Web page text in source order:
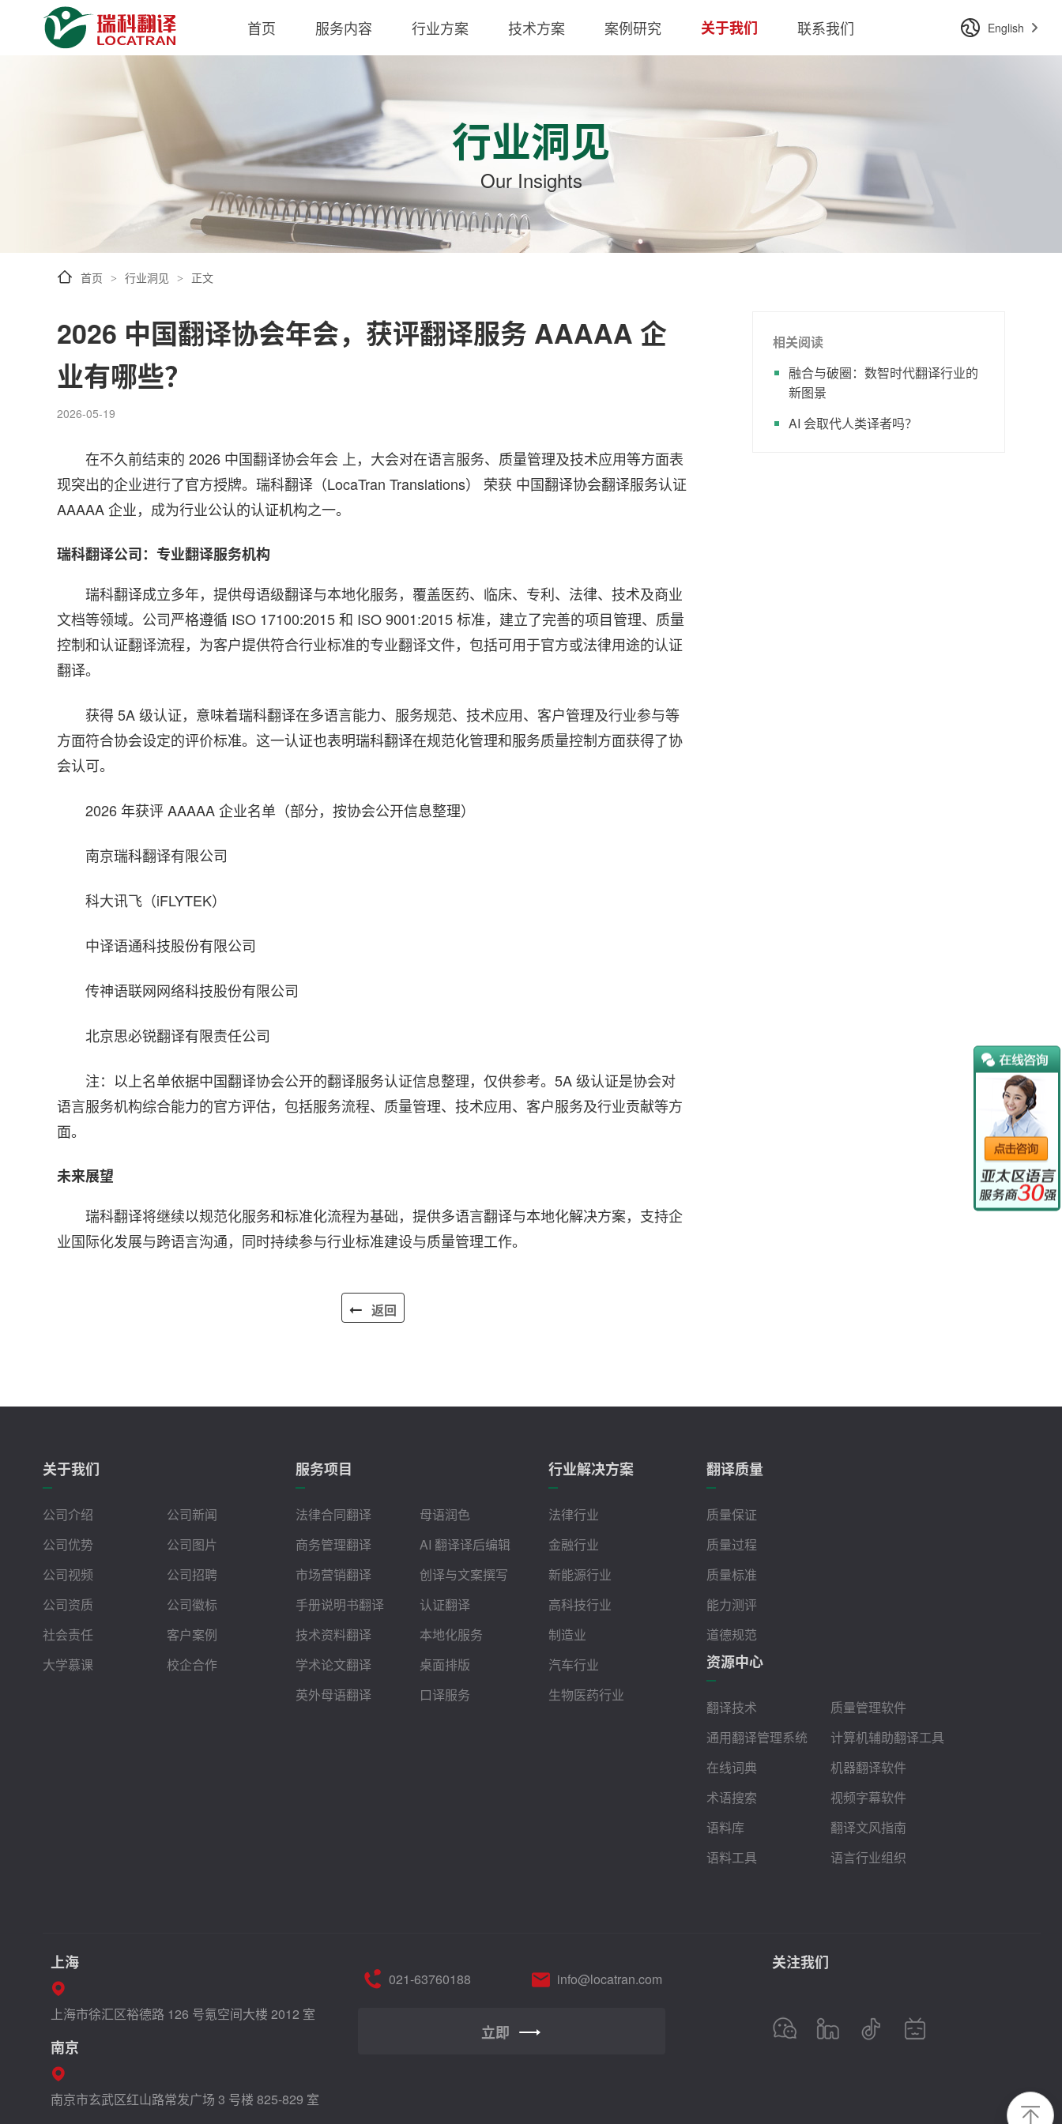
English
首页 服务内容 行业方案 技术方案 案例研究 关于我们 联系我们
行业洞见
Our Insights
首页 > 行业洞见 > 正文
2026 中国翻译协会年会，获评翻译服务 AAAAA 企
业有哪些？
2026-05-19
在不久前结束的 2026 中国翻译协会年会 上，大会对在语言服务、质量管理及技术应用等方面表
现突出的企业进行了官方授牌。瑞科翻译（LocaTran Translations） 荣获 中国翻译协会翻译服务认证
AAAAA 企业，成为行业公认的认证机构之一。
瑞科翻译公司：专业翻译服务机构
瑞科翻译成立多年，提供母语级翻译与本地化服务，覆盖医药、临床、专利、法律、技术及商业
文档等领域。公司严格遵循 ISO 17100:2015 和 ISO 9001:2015 标准，建立了完善的项目管理、质量
控制和认证翻译流程，为客户提供符合行业标准的专业翻译文件，包括可用于官方或法律用途的认证
翻译。
获得 5A 级认证，意味着瑞科翻译在多语言能力、服务规范、技术应用、客户管理及行业参与等
方面符合协会设定的评价标准。这一认证也表明瑞科翻译在规范化管理和服务质量控制方面获得了协
会认可。
2026 年获评 AAAAA 企业名单（部分，按协会公开信息整理）
南京瑞科翻译有限公司
科大讯飞（iFLYTEK）
中译语通科技股份有限公司
传神语联网网络科技股份有限公司
北京思必锐翻译有限责任公司
注：以上名单依据中国翻译协会公开的翻译服务认证信息整理，仅供参考。5A 级认证是协会对
语言服务机构综合能力的官方评估，包括服务流程、质量管理、技术应用、客户服务及行业贡献等方
面。
未来展望
瑞科翻译将继续以规范化服务和标准化流程为基础，提供多语言翻译与本地化解决方案，支持企
业国际化发展与跨语言沟通，同时持续参与行业标准建设与质量管理工作。
返回
相关阅读
融合与破圈：数智时代翻译行业的
新图景
AI 会取代人类译者吗？
关于我们
公司介绍
公司新闻
公司优势
公司图片
公司视频
公司招聘
公司资质
公司徽标
社会责任
客户案例
大学慕课
校企合作
服务项目
法律合同翻译
母语润色
商务管理翻译
AI 翻译译后编辑
市场营销翻译
创译与文案撰写
手册说明书翻译
认证翻译
技术资料翻译
本地化服务
学术论文翻译
桌面排版
英外母语翻译
口译服务
行业解决方案
法律行业
金融行业
新能源行业
高科技行业
制造业
汽车行业
生物医药行业
翻译质量
质量保证
质量过程
质量标准
能力测评
道德规范
资源中心
翻译技术
质量管理软件
通用翻译管理系统
计算机辅助翻译工具
在线词典
机器翻译软件
术语搜索
视频字幕软件
语料库
翻译文风指南
语料工具
语言行业组织
关注我们
021-63760188 info@locatran.com
立即
上海
上海市徐汇区裕德路 126 号氪空间大楼 2012 室
南京
南京市玄武区红山路常发广场 3 号楼 825-829 室